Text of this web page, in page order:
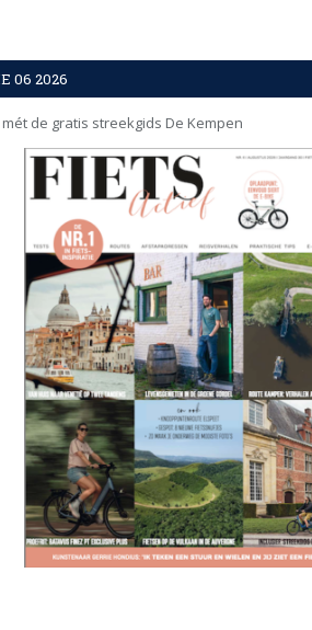
06 2026
de gratis streekgids De Kempen